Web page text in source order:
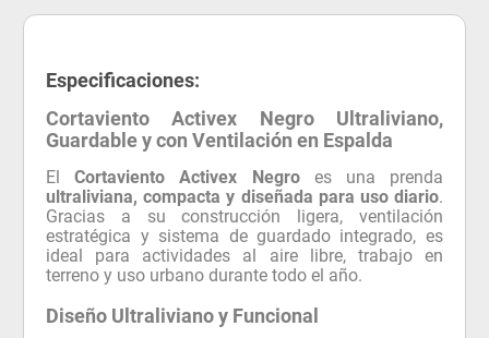
Especificaciones:
Cortaviento Activex Negro Ultraliviano,
Guardable y con Ventilación en Espalda
ElCortaviento Activex Negro es una prenda
ultraliviana, compacta y diseñada para uso diario.
Gracias a su construcción ligera, ventilación
estratégica y sistema de guardado integrado, es
ideal para actividades al aire libre, trabajo en
terreno y uso urbano durante todo el año.
Diseño Ultraliviano y Funcional